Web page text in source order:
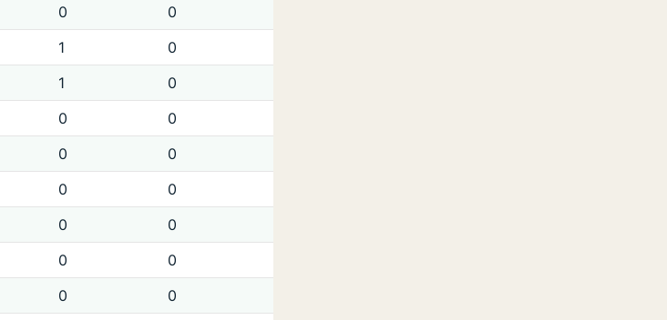
0
0
1
0
1
0
0
0
0
0
0
0
0
0
0
0
0
0